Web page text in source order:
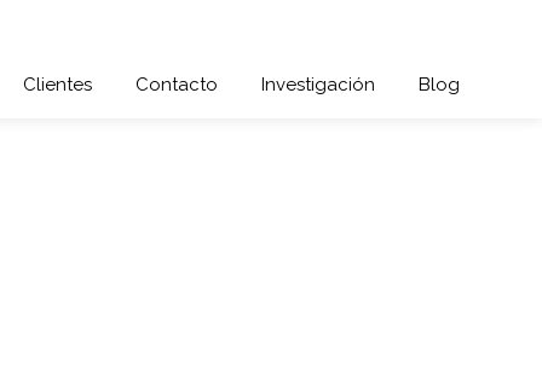
Clientes Contacto Investigación Blog